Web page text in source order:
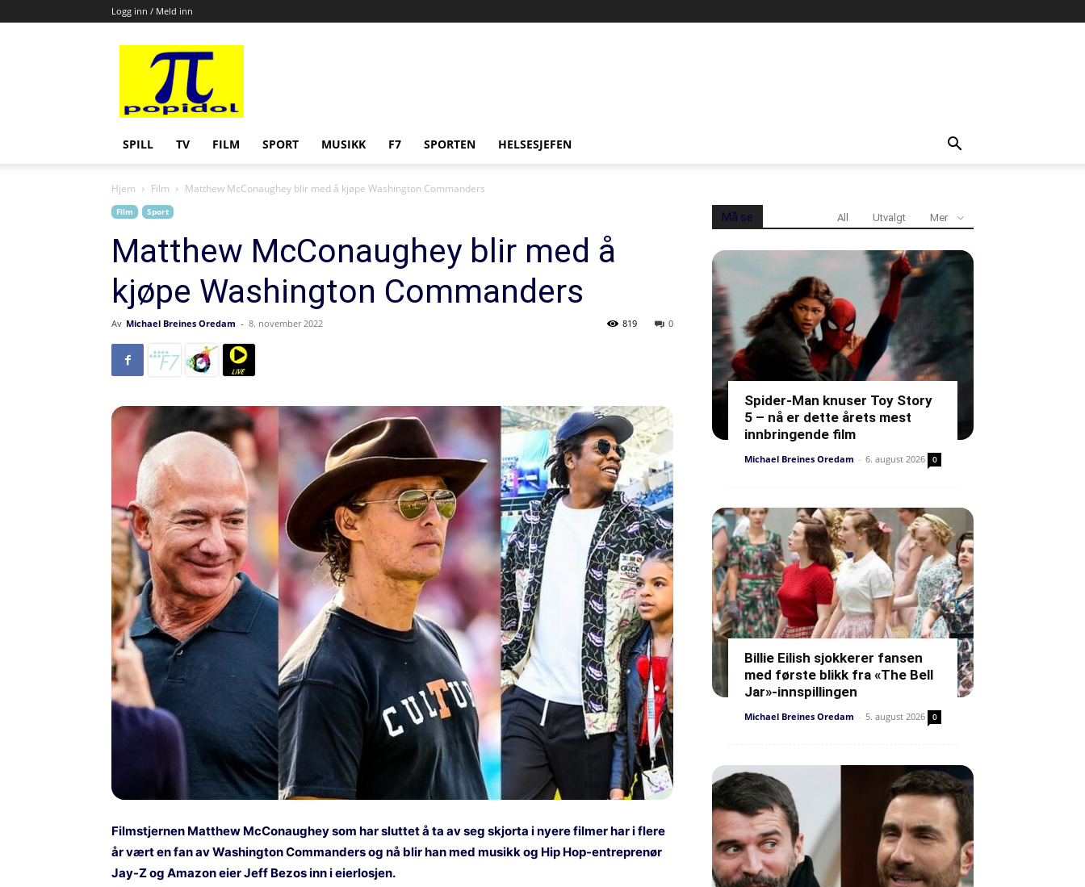
Logg inn / Meld inn
SPILL TV FILM SPORT MUSIKK F7 SPORTEN HELSESJEFEN
Hjem Film Matthew McConaughey blir med å kjøpe Washington Commanders
Film Sport
Matthew McConaughey blir med å
kjøpe Washington Commanders
Av Michael Breines Oredam - 8. november 2022 0
819
Filmstjernen Matthew McConaughey som har sluttet å ta av seg skjorta i nyere filmer har i flere
år vært en fan av Washington Commanders og nå blir han med musikk og Hip Hop-entreprenør
Jay-Z og Amazon eier Jeff Bezos inn i eierlosjen.
Må se All Utvalgt Mer
Spider-Man knuser Toy Story
5 – nå er dette årets mest
innbringende film
Michael Breines Oredam - 6. august 2026 0
Billie Eilish sjokkerer fansen
med første blikk fra «The Bell
Jar»-innspillingen
Michael Breines Oredam - 5. august 2026 0